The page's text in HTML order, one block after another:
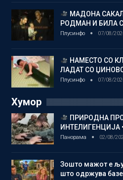
МАДОНА
РОДМАН И БИЛА
Плусинфо 07/08/
НАМЕСТО СО
ЛАДАТ СО
Плусинфо 07/08/
Хумор
ПРИРОДНА
ИНТЕЛИГЕНЦИЈА
Панорама 02/08/
Зошто мажот е
што одржува